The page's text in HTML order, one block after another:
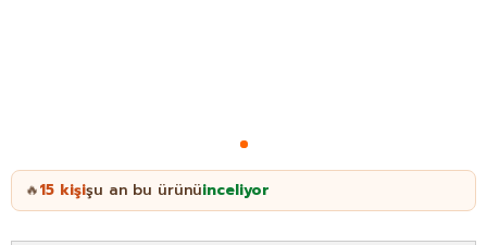
🔥15 kişişu an bu ürünüinceliyor